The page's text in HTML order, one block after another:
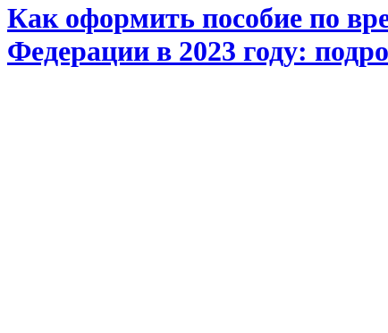
Как оформить пособие по
Федерации в 2023 году: